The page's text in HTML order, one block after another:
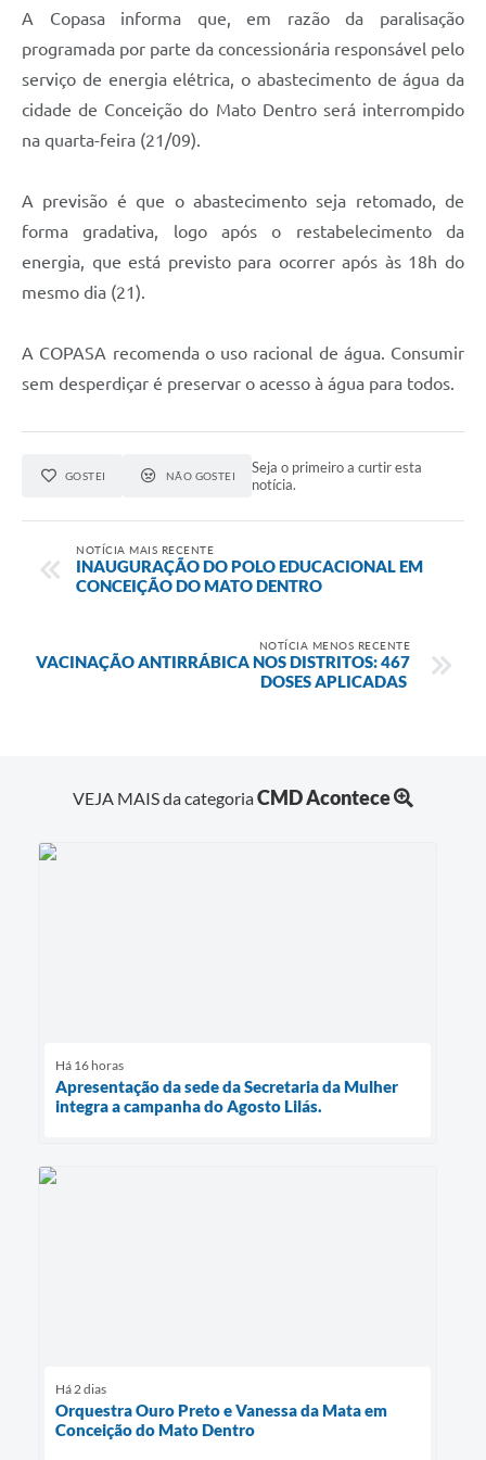
Notificações de Penalidades – Decisões
Notificações Ambientais
Galeria de Fotos
Contratos
Arquivos para Download
Projetos
Contas Públicas
Links
Telefones Úteis
A Copasa informa que, em razão da paralisação
programada por parte da concessionária responsável pelo
serviço de energia elétrica, o abastecimento de água da
cidade de Conceição do Mato Dentro será interrompido
na quarta-feira (21/09).
A previsão é que o abastecimento seja retomado, de
forma gradativa, logo após o restabelecimento da
energia, que está previsto para ocorrer após às 18h do
mesmo dia (21).
A COPASA recomenda o uso racional de água. Consumir
sem desperdiçar é preservar o acesso à água para todos.
GOSTEI NÃO GOSTEI
Seja o primeiro a curtir esta
notícia.
NOTÍCIA MAIS RECENTE
INAUGURAÇÃO DO POLO EDUCACIONAL EM
CONCEIÇÃO DO MATO DENTRO
NOTÍCIA MENOS RECENTE
VACINAÇÃO ANTIRRÁBICA NOS DISTRITOS: 467
DOSES APLICADAS
VEJA MAIS da categoriaCMD Acontece
Há 16 horas
Apresentação da sede da Secretaria da Mulher
integra a campanha do Agosto Lilás.
Há 2 dias
Orquestra Ouro Preto e Vanessa da Mata em
Conceição do Mato Dentro